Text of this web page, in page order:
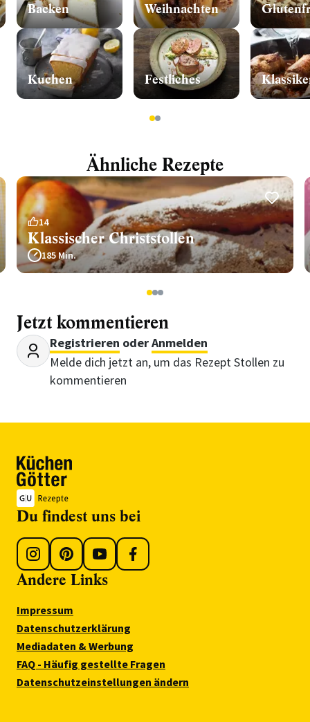
Backen
Kuchen
Weihnachten
Festliches
12
Ähnliche Rezepte
14
Klassischer Christstollen
185 Min.
123
Jetzt kommentieren
Registrieren oderAnmelden
Melde dich jetzt an, um das Rezept Stollen zu
kommentieren
Du findest uns bei
Andere Links
Impressum
Datenschutzerklärung
Mediadaten & Werbung
FAQ - Häufig gestellte Fragen
Datenschutzeinstellungen ändern